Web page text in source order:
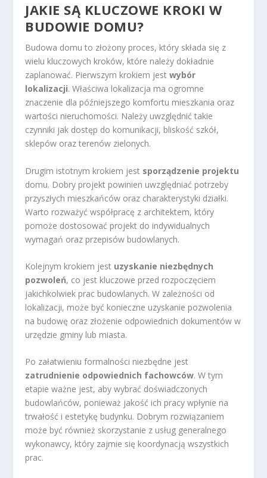
JAKIE SĄ KLUCZOWE KROKI W
BUDOWIE DOMU?
Budowa domu to złożony proces, który składa się z
wielu kluczowych kroków, które należy dokładnie
zaplanować. Pierwszym krokiem jestwybór
lokalizacji. Właściwa lokalizacja ma ogromne
znaczenie dla późniejszego komfortu mieszkania oraz
wartości nieruchomości. Należy uwzględnić takie
czynniki jak dostęp do komunikacji, bliskość szkół,
sklepów oraz terenów zielonych.
Drugim istotnym krokiem jest sporządzenie projektu
domu. Dobry projekt powinien uwzględniać potrzeby
przyszłych mieszkańców oraz charakterystyki działki.
Warto rozważyć współpracę z architektem, który
pomoże dostosować projekt do indywidualnych
wymagań oraz przepisów budowlanych.
Kolejnym krokiem jest uzyskanie niezbędnych
pozwoleń, co jest kluczowe przed rozpoczęciem
jakichkolwiek prac budowlanych. W zależności od
lokalizacji, może być konieczne uzyskanie pozwolenia
na budowę oraz złożenie odpowiednich dokumentów w
urzędzie gminy lub miasta.
Po załatwieniu formalności niezbędne jest
zatrudnienie odpowiednich fachowców. W tym
etapie ważne jest, aby wybrać doświadczonych
budowlańców, ponieważ jakość ich pracy wpłynie na
trwałość i estetykę budynku. Dobrym rozwiązaniem
może być również skorzystanie z usług generalnego
wykonawcy, który zajmie się koordynacją wszystkich
prac.